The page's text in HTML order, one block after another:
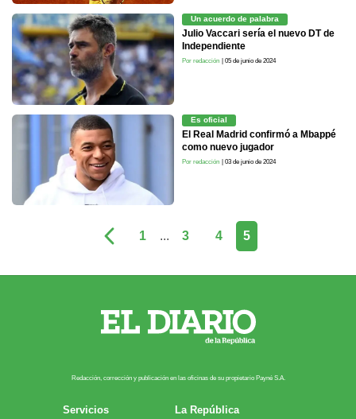
Un acuerdo de palabra
Julio Vaccari sería el nuevo DT de
Independiente
Por redacción | 05 de junio de 2024
Es oficial
El Real Madrid confirmó a Mbappé
como nuevo jugador
Por redacción | 03 de junio de 2024
1 ... 3 4 5
Redacción, corrección y publicación en las oficinas de su propietario Payn​é S.A.
Servicios
La República